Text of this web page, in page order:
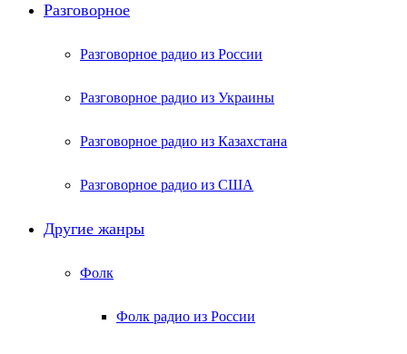
Разговорное
Разговорное радио из России
Разговорное радио из Украины
Разговорное радио из Казахстана
Разговорное радио из США
Другие жанры
Фолк
Фолк радио из России